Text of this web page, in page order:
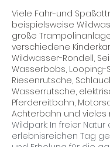
Viele Fahr-und
beispielsweise
große
verschiedene
Wildwasser-Rondell,
Wasserbobs, Looping-
Riesenrutsche,
Wasserrutsche,
Pferdereitbahn,
Achterbahn und vieles
Wildpark: In freier Natur
erlebnisreichen Tag